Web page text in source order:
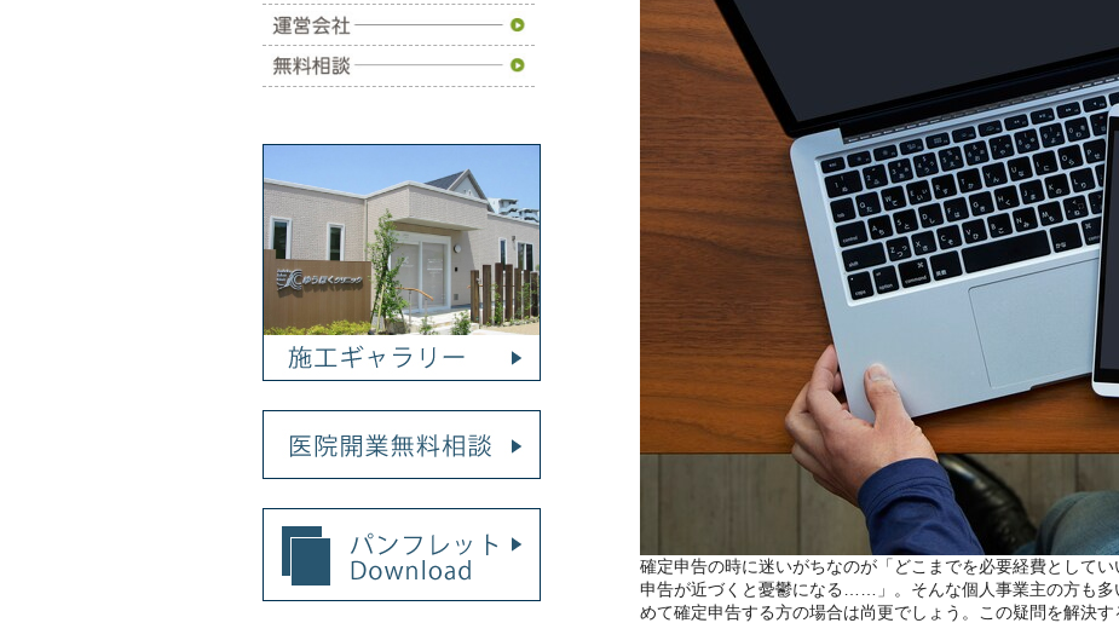
確定申告の時に迷いがちなのが「どこまでを必要経費として
申告が近づくと憂鬱になる……」。そんな個人事業主の方も多
めて確定申告する方の場合は尚更でしょう。この疑問を解決
ドクターの声
運営会社